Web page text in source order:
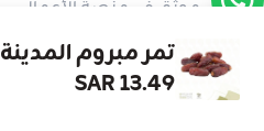
تمر مبروم المدينة
13.49 SAR
موثّق في منصة الأعمال